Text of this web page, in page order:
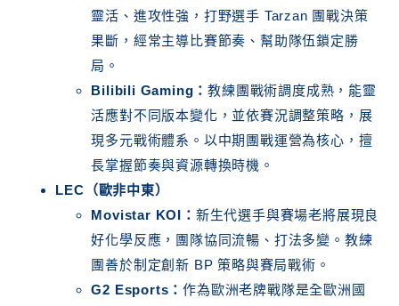
靈活、進攻性強，打野選手 Tarzan 團戰決策
果斷，經常主導比賽節奏、幫助隊伍鎖定勝
局。
Bilibili Gaming：教練團戰術調度成熟，能靈
活應對不同版本變化，並依賽況調整策略，展
現多元戰術體系。以中期團戰運營為核心，擅
長掌握節奏與資源轉換時機。
LEC（歐非中東）
Movistar KOI： 新生代選手與賽場老將展現良
好化學反應，團隊協同流暢、打法多變。教練
團善於制定創新 BP 策略與賽局戰術。
G2 Esports：作為歐洲老牌戰隊是全歐洲國